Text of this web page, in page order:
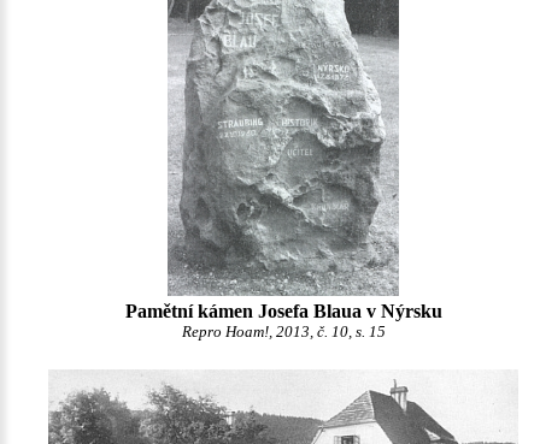
Pamětní kámen Josefa Blaua v Nýrsku
Repro Hoam!, 2013, č. 10, s. 15